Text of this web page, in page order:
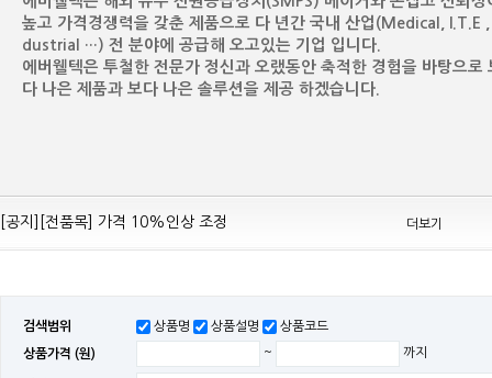
높고 가격경쟁력을 갖춘 제품으로 다 년간 국내 산업(Medical, I.T.E
dustrial …) 전 분야에 공급해 오고있는 기업 입니다.
에버웰텍은 투철한 전문가 정신과 오랬동안 축적한 경험을 바탕으로
다 나은 제품과 보다 나은 솔루션을 제공 하겠습니다.
[공지][Mean Well 제품 전품목] 10% 가격 인하 조정
[공지][전품목] 가격 10%인상 조정
[공지][민웰] 전품목 가격 조정의건
[민웰] RS 모델 출시
[공지]SMPS 저가형 [기획상품] 출시
더보기
검색범위 상품명 상품설명 상품코드
상품가격 (원) ~ 까지